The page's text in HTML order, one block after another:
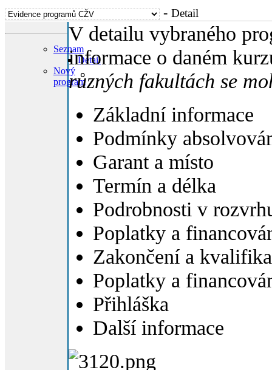
- Detail
Seznam
Detail
Nový
program
V detailu vybraného
informace o daném
různých fakultách se
Základní informace
Podmínky
Garant a místo
Termín a délka
Podrobnosti v
Poplatky a
Zakončení a
Poplatky a
Přihláška
Další informace